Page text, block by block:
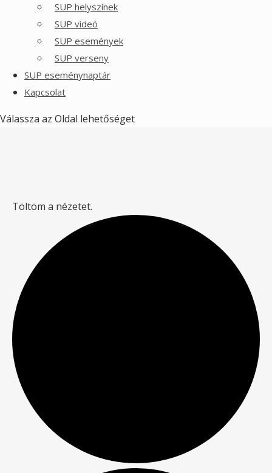
SUP helyszínek
SUP videó
SUP események
SUP verseny
SUP eseménynaptár
Kapcsolat
Válassza az Oldal lehetőséget
Töltöm a nézetet.